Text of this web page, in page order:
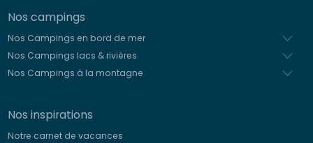
Nos campings
Nos Campings en bord de mer
Nos Campings lacs & rivières
Nos Campings à la montagne
Nos inspirations
Notre carnet de vacances